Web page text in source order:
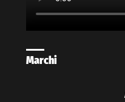
Marchi